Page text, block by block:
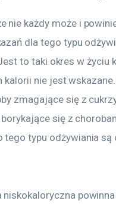
nie każdy może i
dla tego typu
to taki okres w życiu
nie jest
zmagające się z
się z
typu odżywiania są